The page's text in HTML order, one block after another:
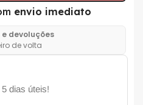
envio imediato
devoluções
de volta
dias úteis!